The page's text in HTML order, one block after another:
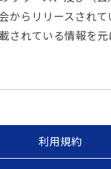
からリリースされ
されている情報を
利用規約